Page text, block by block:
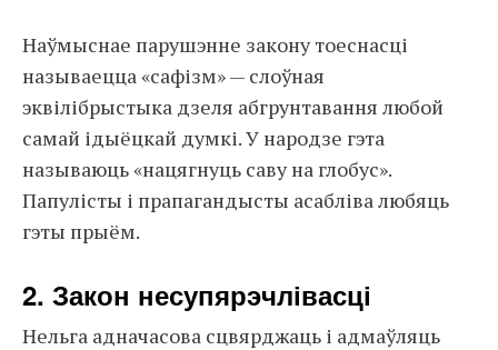
Наўмыснае парушэнне закону тоеснасці
называецца «сафізм» — слоўная
эквілібрыстыка дзеля абгрунтавання любой
самай ідыёцкай думкі. У народзе гэта
называюць «нацягнуць саву на глобус».
Папулісты і прапагандысты асабліва любяць
гэты прыём.
2. Закон несупярэчлівасці
Нельга адначасова сцвярджаць і адмаўляць